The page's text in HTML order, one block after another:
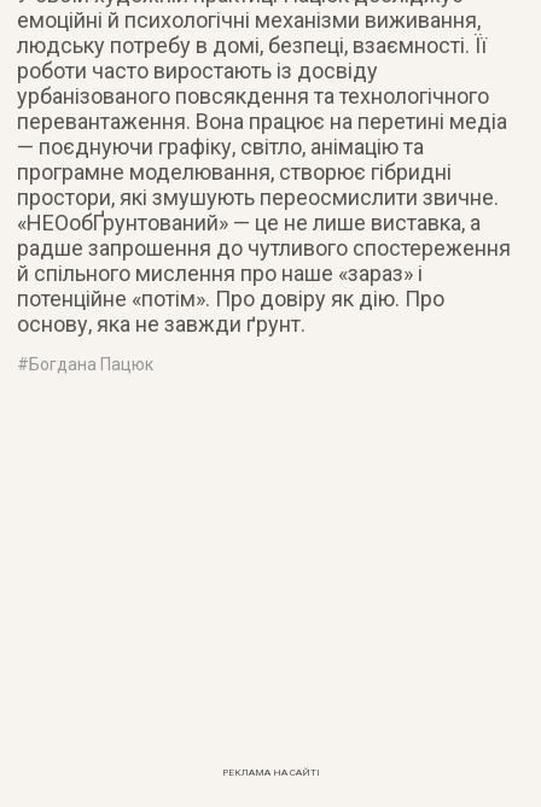
емоційні й психологічні механізми виживання,
людську потребу в домі, безпеці, взаємності. Її
роботи часто виростають із досвіду
урбанізованого повсякдення та технологічного
перевантаження. Вона працює на перетині медіа
— поєднуючи графіку, світло, анімацію та
програмне моделювання, створює гібридні
простори, які змушують переосмислити звичне.
«НЕОобҐрунтований» — це не лише виставка, а
радше запрошення до чутливого спостереження
й спільного мислення про наше «зараз» і
потенційне «потім». Про довіру як дію. Про
основу, яка не завжди ґрунт.
#Богдана Пацюк
РЕКЛАМА НА САЙТІ